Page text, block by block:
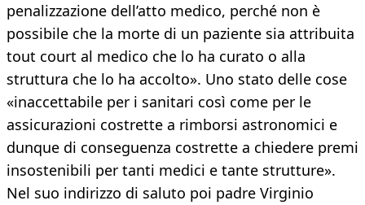
penalizzazione dell’atto medico, perché non è
possibile che la morte di un paziente sia attribuita
tout court al medico che lo ha curato o alla
struttura che lo ha accolto». Uno stato delle cose
«inaccettabile per i sanitari così come per le
assicurazioni costrette a rimborsi astronomici e
dunque di conseguenza costrette a chiedere premi
insostenibili per tanti medici e tante strutture».
Nel suo indirizzo di saluto poi padre Virginio